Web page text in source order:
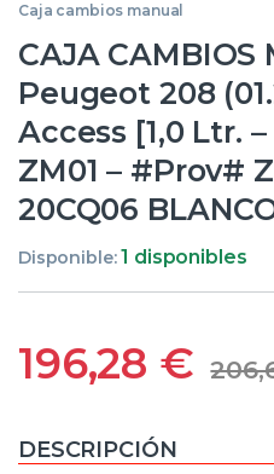
Caja cambios manual
CAJA CAMBIOS
Peugeot 208
Access [1,0 Ltr.
ZM01 – #Prov#
20CQ06
Disponible:1 disponibles
196,28 €
DESCRIPCIÓN